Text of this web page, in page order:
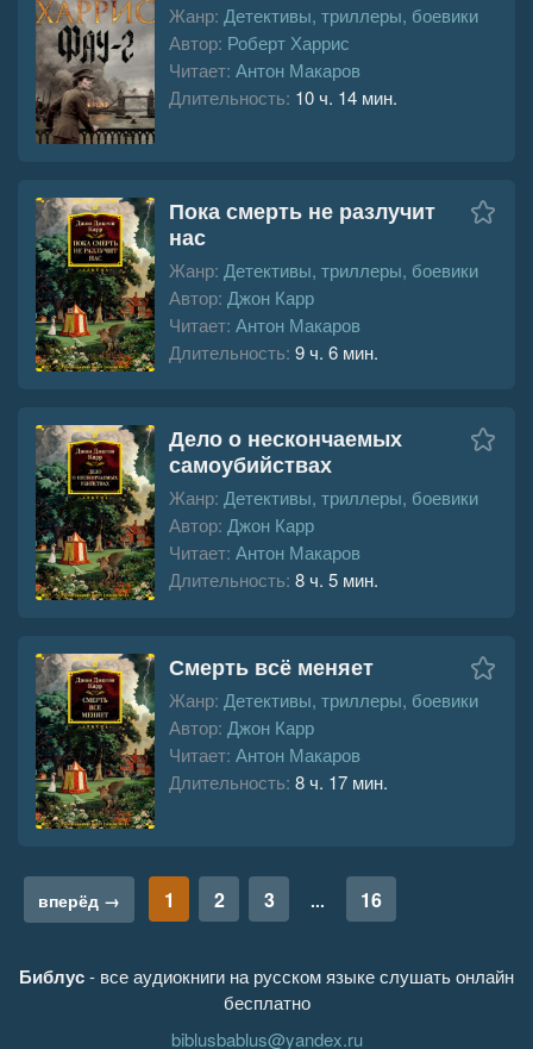
Жанр: Детективы, триллеры, боевики
Автор: Роберт Харрис
Читает: Антон Макаров
Длительность: 10 ч. 14 мин.
Пока смерть не разлучит
нас
Жанр: Детективы, триллеры, боевики
Автор: Джон Карр
Читает: Антон Макаров
Длительность: 9 ч. 6 мин.
Дело о нескончаемых
самоубийствах
Жанр: Детективы, триллеры, боевики
Автор: Джон Карр
Читает: Антон Макаров
Длительность: 8 ч. 5 мин.
Смерть всё меняет
Жанр: Детективы, триллеры, боевики
Автор: Джон Карр
Читает: Антон Макаров
Длительность: 8 ч. 17 мин.
вперёд → 1 2 3 ... 16
Библус- все аудиокниги на русском языке слушать онлайн
бесплатно
biblusbablus@yandex.ru